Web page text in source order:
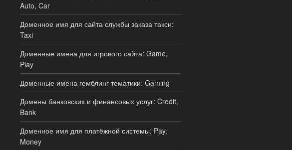
Auto, Car
Доменное имя для сайта службы заказа такси:
Taxi
Доменные имена для игрового сайта: Game,
Play
Доменные имена гемблинг тематики: Gaming
Домены банковских и финансовых услуг: Credit,
Bank
Доменное имя для платёжной системы: Pay,
Money